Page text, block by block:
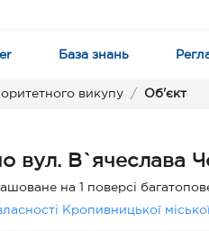
База знань
викупу Об'єкт
вул. В`ячеслава
на 1 поверсі
Кропивницької